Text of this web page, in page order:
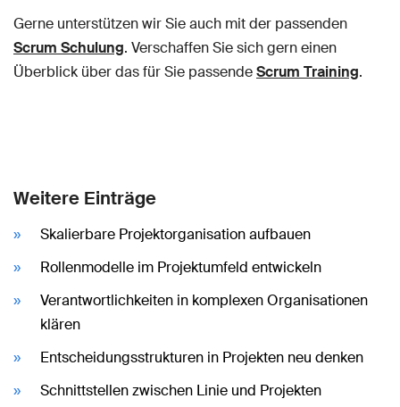
Gerne unterstützen wir Sie auch mit der passenden
Scrum Schulung. Verschaffen Sie sich gern einen
Überblick über das für Sie passendeScrum Training.
Weitere Einträge
Skalierbare Projektorganisation aufbauen
Rollenmodelle im Projektumfeld entwickeln
Verantwortlichkeiten in komplexen Organisationen
klären
Entscheidungsstrukturen in Projekten neu denken
Schnittstellen zwischen Linie und Projekten